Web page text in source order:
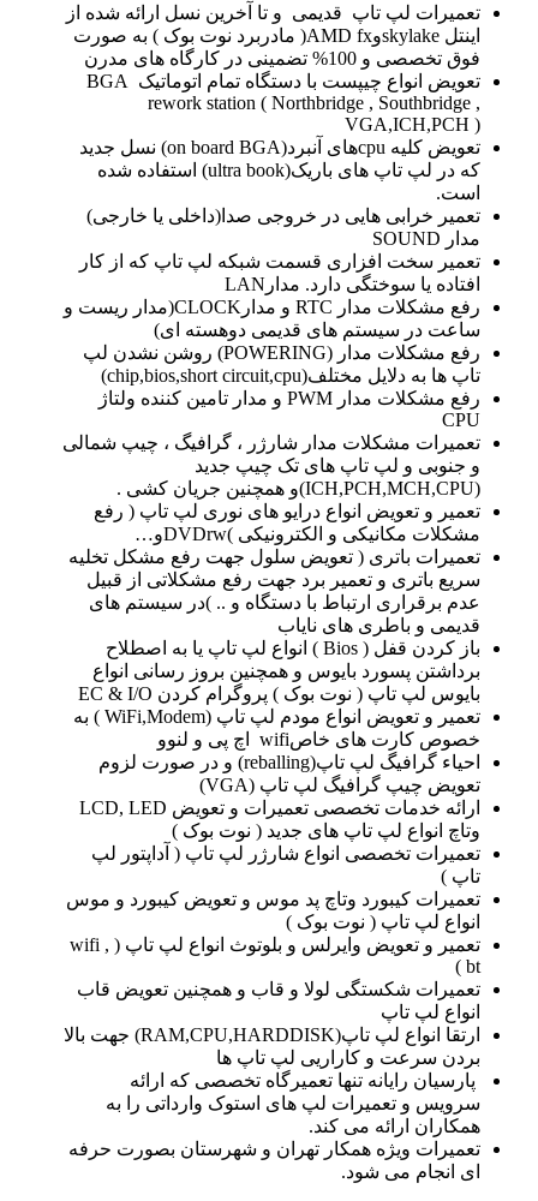
تعمیرات لپ تاپ قدیمی و تا آخرین نسل ارائه شده از
اینتل skylakeوAMD fx( مادربرد نوت بوک ) به صورت
فوق تخصصی و 100% تضمینی در کارگاه های مدرن
تعویض انواع چیپست با دستگاه تمام اتوماتیک BGA
rework station ( Northbridge , Southbridge ,
VGA,ICH,PCH )
تعویض کلیه cpuهای آنبرد(on board BGA) نسل جدید
که در لپ تاپ های باریک(ultra book) استفاده شده
است.
تعمیر خرابی هایی در خروجی صدا(داخلی یا خارجی)
مدار SOUND
تعمیر سخت افزاری قسمت شبکه لپ تاپ که از کار
افتاده یا سوختگی دارد. مدارLAN
رفع مشکلات مدار RTC و مدارCLOCK(مدار ریست و
ساعت در سیستم های قدیمی دوهسته ای)
رفع مشکلات مدار (POWERING) روشن نشدن لپ
تاپ ها به دلایل مختلف(chip,bios,short circuit,cpu)
رفع مشکلات مدار PWM و مدار تامین کننده ولتاژ
CPU
تعمیرات مشکلات مدار شارژر ، گرافیگ ، چیپ شمالی
و جنوبی و لپ تاپ های تک چیپ جدید
(ICH,PCH,MCH,CPU)و همچنین جریان کشی .
تعمیر و تعویض انواع درایو های نوری لپ تاپ ( رفع
مشکلات مکانیکی و الکترونیکی )DVDrwو…
تعمیرات باتری ( تعویض سلول جهت رفع مشکل تخلیه
سریع باتری و تعمیر برد جهت رفع مشکلاتی از قبیل
عدم برقراری ارتباط با دستگاه و .. )در سیستم های
قدیمی و باطری های نایاب
باز کردن قفل ( Bios ) انواع لپ تاپ یا به اصطلاح
برداشتن پسورد بایوس و همچنین بروز رسانی انواع
بایوس لپ تاپ ( نوت بوک ) پروگرام کردن EC & I/O
تعمیر و تعویض انواع مودم لپ تاپ (WiFi,Modem ) به
خصوص کارت های خاصwifi اچ پی و لنوو
احیاء گرافیگ لپ تاپ(reballing) و در صورت لزوم
تعویض چیپ گرافیگ لپ تاپ (VGA)
ارائه خدمات تخصصی تعمیرات و تعویض LCD, LED
وتاچ انواع لپ تاپ های جدید ( نوت بوک )
تعمیرات تخصصی انواع شارژر لپ تاپ ( آداپتور لپ
تاپ )
تعمیرات کیبورد وتاچ پد موس و تعویض کیبورد و موس
انواع لپ تاپ ( نوت بوک )
تعمیر و تعویض وایرلس و بلوتوث انواع لپ تاپ ( wifi ,
bt )
تعمیرات شکستگی لولا و قاب و همچنین تعویض قاب
انواع لپ تاپ
ارتقا انواع لپ تاپ(RAM,CPU,HARDDISK) جهت بالا
بردن سرعت و کاراریی لپ تاپ ها
پارسیان رایانه تنها تعمیرگاه تخصصی که ارائه
سرویس و تعمیرات لپ های استوک وارداتی را به
همکاران ارائه می کند.
تعمیرات ویژه همکار تهران و شهرستان بصورت حرفه
ای انجام می شود.